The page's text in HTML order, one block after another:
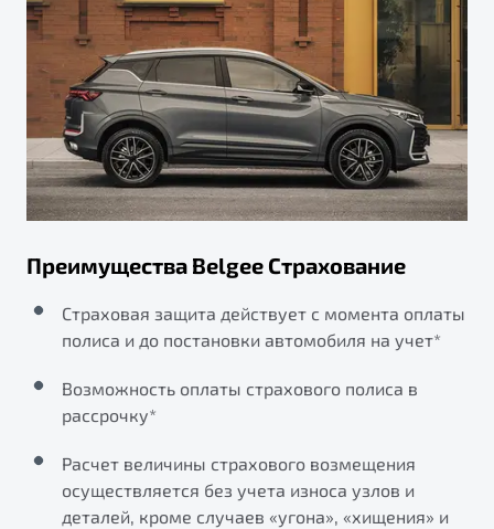
Преимущества Belgee Страхование
Страховая защита действует с момента оплаты
полиса и до постановки автомобиля на учет*
Возможность оплаты страхового полиса в
рассрочку*
Расчет величины страхового возмещения
осуществляется без учета износа узлов и
деталей, кроме случаев «угона», «хищения» и